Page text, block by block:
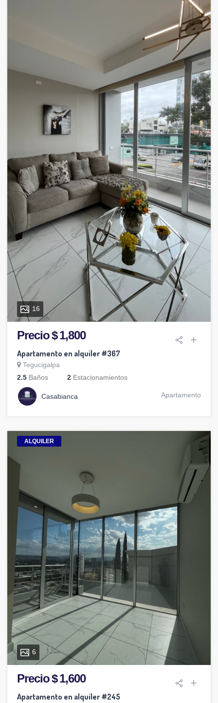
16
Precio $ 1,800
Apartamento en alquiler #367
Tegucigalpa
2.5 Baños 2 Estacionamientos
Casabianca Apartamento
ALQUILER
6
Precio $ 1,600
Apartamento en alquiler #245